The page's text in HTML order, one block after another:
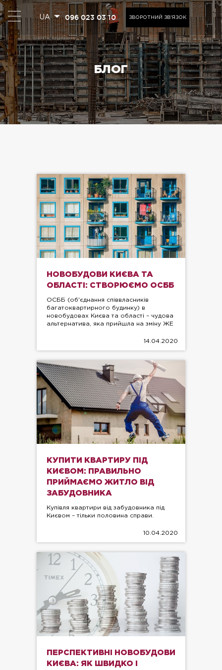
UA 096 023 03 10 ЗВОРОТНИЙ ЗВ'ЯЗОК
БЛОГ
НОВОБУДОВИ КИЄВА ТА
ОБЛАСТІ: СТВОРЮЄМО ОСББ
ОСББ (об'єднання співвласників
багатоквартирного будинку) в
новобудовах Києва та області – чудова
альтернатива, яка прийшла на зміну ЖЕ
14.04.2020
КУПИТИ КВАРТИРУ ПІД
КИЄВОМ: ПРАВИЛЬНО
ПРИЙМАЄМО ЖИТЛО ВІД
ЗАБУДОВНИКА
Купівля квартири від забудовника під
Києвом – тільки половина справи.
10.04.2020
ПЕРСПЕКТИВНІ НОВОБУДОВИ
КИЄВА: ЯК ШВИДКО І